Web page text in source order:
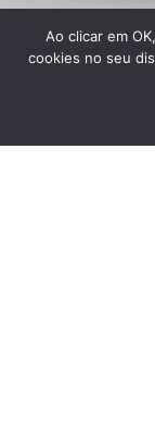
RECEBA NOSSAS
Ao clicar em
cookies no seu